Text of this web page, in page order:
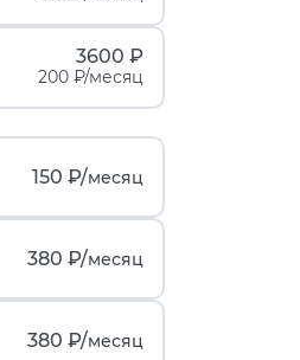
3600 ₽
200 ₽/месяц
150 ₽/месяц
380 ₽/месяц
380 ₽/месяц